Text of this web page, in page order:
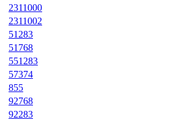
2311000
2311002
51283
51768
551283
57374
855
92768
92283